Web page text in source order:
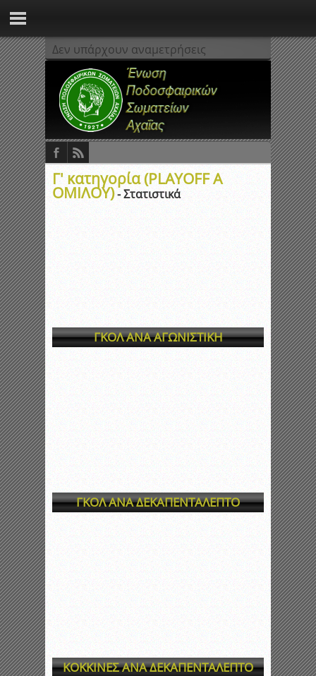
Δεν υπάρχουν αναμετρήσεις
Γ' κατηγορία (PLAYOFF Α
ΟΜΙΛΟΥ)- Στατιστικά
ΓΚΟΛ ΑΝΑ ΑΓΩΝΙΣΤΙΚΗ
ΓΚΟΛ ΑΝΑ ΔΕΚΑΠΕΝΤΑΛΕΠΤΟ
ΚΟΚΚΙΝΕΣ ΑΝΑ ΔΕΚΑΠΕΝΤΑΛΕΠΤΟ